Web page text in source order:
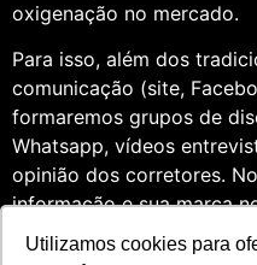
Utilizamos cookies para
oxigenação no mercado.
Para isso, além dos
comunicação (site,
formaremos grupos de
Whatsapp, vídeos
opinião dos corretores.
informação e sua marca
Somos profissionais